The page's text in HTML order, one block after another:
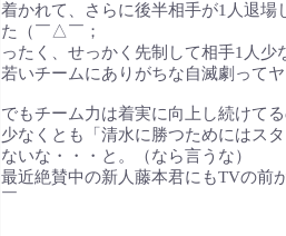
着かれて、さらに後半相手が1人退
た（￣△￣；
ったく、せっかく先制して相手1人
若いチームにありがちな自滅劇って
でもチーム力は着実に向上し続けて
少なくとも「清水に勝つためにはス
ないな・・・と。（なら言うな）
最近絶賛中の新人藤本君にもTVの前
￣